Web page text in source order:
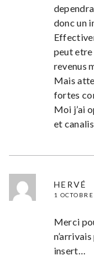
donc un
peut etre
revenus
Mais
fortes
Moi j’ai
et
HERVÉ
1 OCTOBRE
Merci
insert…